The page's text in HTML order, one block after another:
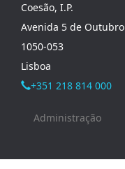
Coesão, I.P.
Avenida 5 de Outubro
1050-053
Lisboa
+351 218 814 000
Administração